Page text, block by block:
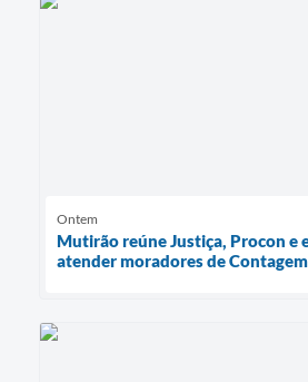
Ontem
Mutirão reúne Justiça, Procon e
atender moradores de Contagem